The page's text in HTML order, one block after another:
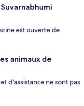
est ouverte de
animaux de
d'assistance ne sont pas